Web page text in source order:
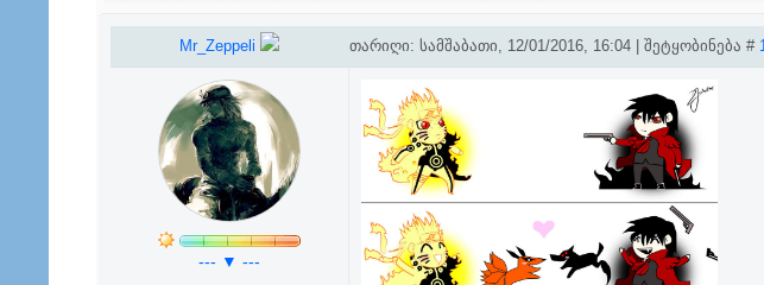
Mr_Zeppeli თარიღი: სამშაბათი, 12/01/2016, 16:04 | შეტყობინება #
--- ▼ ---